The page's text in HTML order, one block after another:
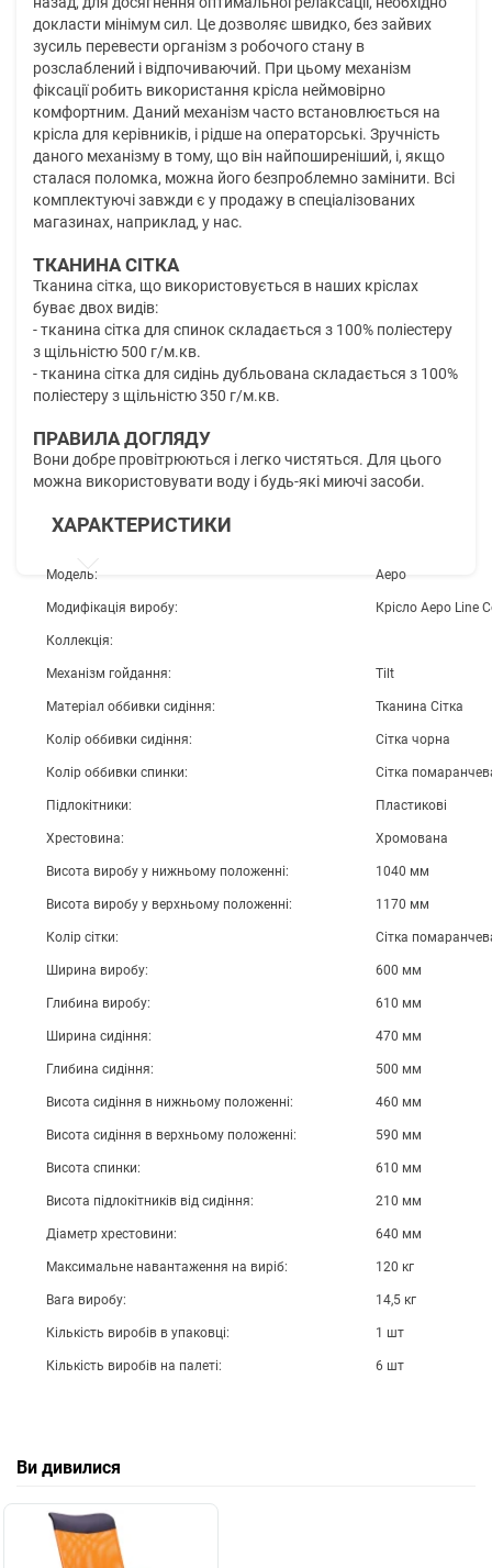
докласти мінімум сил. Це дозволяє швидко, без зайвих
зусиль перевести організм з робочого стану в
розслаблений і відпочиваючий. При цьому механізм
фіксації робить використання крісла неймовірно
комфортним. Даний механізм часто встановлюється на
крісла для керівників, і рідше на операторські. Зручність
даного механізму в тому, що він найпоширеніший, і, якщо
сталася поломка, можна його безпроблемно замінити. Всі
комплектуючі завжди є у продажу в спеціалізованих
магазинах, наприклад, у нас.
ТКАНИНА СІТКА
Тканина сітка, що використовується в наших кріслах
буває двох видів:
- тканина сітка для спинок складається з 100% поліестеру
з щільністю 500 г/м.кв.
- тканина сітка для сидінь дубльована складається з 100%
поліестеру з щільністю 350 г/м.кв.
ПРАВИЛА ДОГЛЯДУ
Вони добре провітрюються і легко чистяться. Для цього
можна використовувати воду і будь-які миючі засоби.
ХАРАКТЕРИСТИКИ
Модель: Аеро
Модифікація виробу: Крісло Аеро Line
Коллекція:
Механізм гойдання: Tilt
Матеріал оббивки сидіння: Тканина Сітка
Колір оббивки сидіння: Сітка чорна
Колір оббивки спинки: Сітка
Підлокітники: Пластикові
Хрестовина: Хромована
Висота виробу у нижньому положенні: 1040 мм
Висота виробу у верхньому положенні: 1170 мм
Колір сітки: Сітка
Ширина виробу: 600 мм
Глибина виробу: 610 мм
Ширина сидіння: 470 мм
Глибина сидіння: 500 мм
Висота сидіння в нижньому положенні: 460 мм
Висота сидіння в верхньому положенні: 590 мм
Висота спинки: 610 мм
Висота підлокітників від сидіння: 210 мм
Діаметр хрестовини: 640 мм
Максимальне навантаження на виріб: 120 кг
Вага виробу: 14,5 кг
Кількість виробів в упаковці: 1 шт
Кількість виробів на палеті: 6 шт
Ви дивилися